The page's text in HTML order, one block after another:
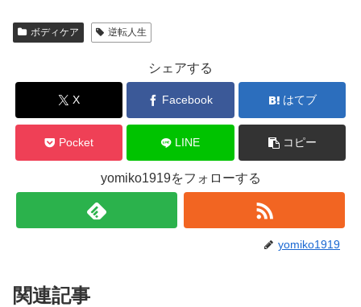
ボディケア 逆転人生
シェアする
X Facebook はてブ
Pocket LINE コピー
yomiko1919をフォローする
yomiko1919
関連記事